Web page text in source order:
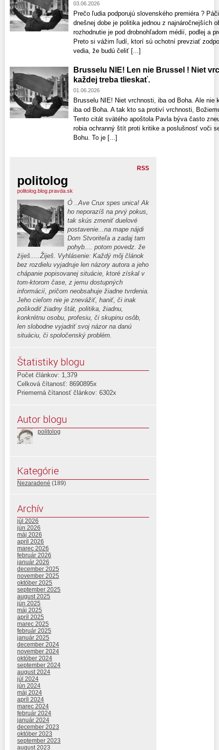
03.06.2026
Prečo ľudia podporujú slovenského premiéra ?
dnešnej dobe je politika jednou z najnáročnejších
rozhodnutie je pod drobnohľadom médií, podlej a
Preto si vážim ľudí, ktorí sú ochotní prevziať
vedia, že budú čeliť [...]
Brusselu NIE! Len nie Brussel ! Niet
každej treba tlieskať.
01.06.2026
Brusselu NIE! Niet vrchnosti, iba od Boha. Ale nie
iba od Boha. A tak kto sa protiví vrchnosti,
Tento citát svätého apoštola Pavla býva často
robia ochranný štít proti kritike a poslušnosť voči
Bohu. To je [...]
RSS
politolog
politolog.blog.pravda.sk
Ó ..Ave Crux spes unica! Ak
ho neporazíš na prvý pokus,
tak skús zmeniť duelové
postavenie...na mape nájdi
Dom Stvoriteľa a zadaj tam
pohyb.... potom povedz. že
žiješ.....Žiješ. Vyhlásenie: Každý môj článok
bez rozdielu vyjadruje len názory autora a jeho
chápanie popisovanej situácie, ktoré získal v
tom-ktorom čase, z jemu dostupných
informácií, pričom neobsahuje žiadne tvrdenia.
Jeho cieľom nie je znevážiť, haniť, či inak
poškodiť žiadny štát, politika, žiadnu,
konkrétnu osobu, profesiu, či skupinu osôb,
len slobodne vyjadriť svoj názor na danú
situáciu, či spoločenský problém.
Štatistiky blogu
Počet článkov: 1,379
Celková čítanosť: 8690895x
Priemerná čítanosť článkov: 6302x
Autor blogu
politolog
Kategórie
Nezaradené (189)
Archív
júl 2026
jún 2026
máj 2026
apríl 2026
marec 2026
február 2026
január 2026
december 2025
november 2025
október 2025
september 2025
august 2025
jún 2025
máj 2025
apríl 2025
marec 2025
február 2025
január 2025
december 2024
november 2024
október 2024
september 2024
august 2024
júl 2024
jún 2024
máj 2024
apríl 2024
marec 2024
február 2024
január 2024
december 2023
október 2023
september 2023
august 2023